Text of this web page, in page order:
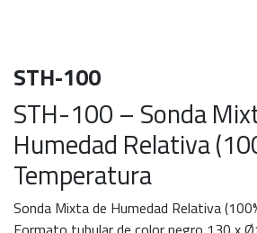
STH-100
STH-100 – Sonda
Humedad Relativa
Temperatura
Sonda Mixta de Humedad Relativa